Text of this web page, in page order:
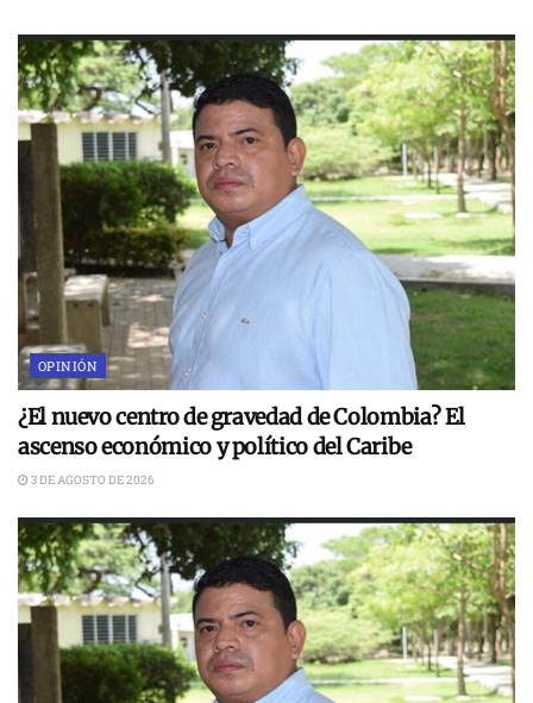
OPINIÓN
¿El nuevo centro de gravedad de Colombia? El
ascenso económico y político del Caribe
3 DE AGOSTO DE 2026